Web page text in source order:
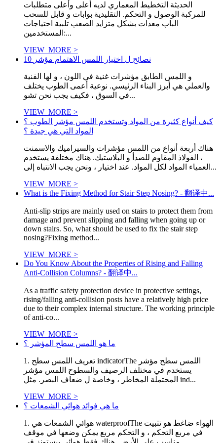
الحديثة التخطيط المعماري لديه أعلى وأعلى متطلبات
للمركبة الوصول و التحكم. التقليدية بوابات و قابل للسحب
الباب معدات بشكل متزايد الصعب تلبية احتياجات
المستخدمين:...
VIEW_MORE >
10 نصائح ل اختيار اللمس الاهتمام مؤشر
و اللمس الطابق مؤشرات غنية في اللون ، و لها الفنية
والعملي هي أبرز البناء الرئيسي. نوعية أعمى الطوب يختلف
في السوق ، فكيف يجب نحن تشو...
VIEW_MORE >
كيف أنواع كثيرة من المواد وتستخدم اللمس مؤشر الطوب ؟
المواد التي هي جيدة ؟
هناك أربعة أنواع من اللمس مؤشرات والسيراميك والاسمنت
، الفولاذ المقاوم للصدأ و البلاستيك. هناك مختلفة يستخدم
العمياء المواد لكل المواد. عند اختيار ، ونحن يجب الانتباه إلى...
VIEW_MORE >
What is the Fixing Method for Stair Step Nosing? - 翻译中...
Anti-slip strips are mainly used on stairs to protect them from
damage and prevent slipping and falling when going up or
down stairs. So, what should be used to fix the stair step
nosing?Fixing method...
VIEW_MORE >
Do You Know About the Properties of Rising and Falling
Anti-Collision Columns? - 翻译中...
As a traffic safety protection device in protective settings,
rising/falling anti-collision posts have a relatively high price
due to their complex internal structure. The working principle
of anti-co...
VIEW_MORE >
ما هو اللمس سطح المؤشر ؟
1. تعريف اللمس سطح indicatorThe اللمس سطح مؤشر
يستخدم في مختلف الرصيف والسطوح اللمس مؤشر
المحتملة المخاطر ، وخاصة ل ضعاف البصر. مثل ind...
VIEW_MORE >
ما هي فوائد هوائي الشمعات ؟
1. هوائي الشمعات هي waterproofThe الهواء ضاغط هو تثبيت
في مربع التحكم ، و التحكم مربع يمكن وضعها في موقف